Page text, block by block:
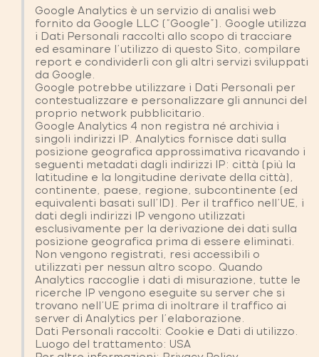
Google Analytics è un servizio di analisi web
fornito da Google LLC (“Google”). Google utilizza
i Dati Personali raccolti allo scopo di tracciare
ed esaminare l’utilizzo di questo Sito, compilare
report e condividerli con gli altri servizi sviluppati
da Google.
Google potrebbe utilizzare i Dati Personali per
contestualizzare e personalizzare gli annunci del
proprio network pubblicitario.
Google Analytics 4 non registra né archivia i
singoli indirizzi IP. Analytics fornisce dati sulla
posizione geografica approssimativa ricavando i
seguenti metadati dagli indirizzi IP: città (più la
latitudine e la longitudine derivate della città),
continente, paese, regione, subcontinente (ed
equivalenti basati sull'ID). Per il traffico nell'UE, i
dati degli indirizzi IP vengono utilizzati
esclusivamente per la derivazione dei dati sulla
posizione geografica prima di essere eliminati.
Non vengono registrati, resi accessibili o
utilizzati per nessun altro scopo. Quando
Analytics raccoglie i dati di misurazione, tutte le
ricerche IP vengono eseguite su server che si
trovano nell'UE prima di inoltrare il traffico ai
server di Analytics per l'elaborazione.
Dati Personali raccolti: Cookie e Dati di utilizzo.
Luogo del trattamento: USA